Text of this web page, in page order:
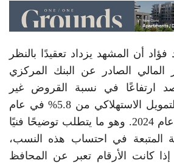
أن المشهد يزداد تعقيدًا بالنظر
المالي الصادر عن البنك المركزي
ارتفاعًا في نسبة القروض غير
المنتظمة بشركات التمويل الاستهلاكي من 5.8% في عام
2023 إلى 6.6% في عام 2024. وهو ما يتطلب توضيحًا فنيًا
المتبعة في احتساب هذه النسب،
إذا كانت الأرقام تعبر عن المحافظ